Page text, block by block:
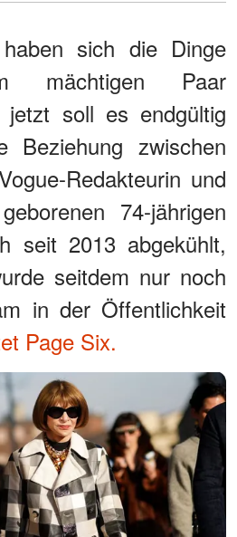
haben sich die Dinge
mächtigen Paar
jetzt soll es endgültig
Beziehung zwischen
Redakteurin und
74-jährigen
seit 2013 abgekühlt,
seitdem nur noch
in der Öffentlichkeit
Page Six.